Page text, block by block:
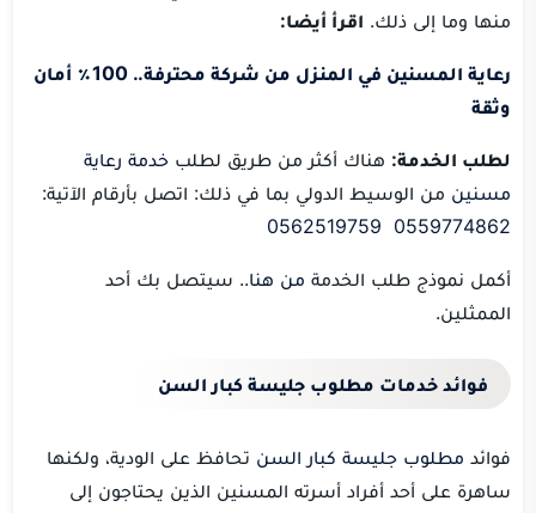
منها وما إلى ذلك. اقرأ أيضا:
رعاية المسنين في المنزل من شركة محترفة.. 100٪ أمان
وثقة
لطلب الخدمة: هناك أكثر من طريق لطلب خدمة رعاية
مسنين من الوسيط الدولي بما في ذلك: اتصل بأرقام الآتية:
0559774862
0562519759
أكمل نموذج طلب الخدمة من هنا.. سيتصل بك أحد
الممثلين.
فوائد خدمات مطلوب جليسة كبار السن
فوائد مطلوب جليسة كبار السن تحافظ على الودية، ولكنها
ساهرة على أحد أفراد أسرته المسنين الذين يحتاجون إلى